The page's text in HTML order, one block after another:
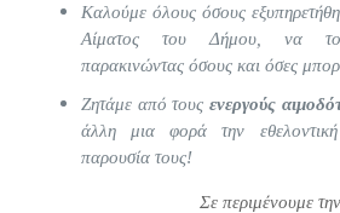
Καλούμε όλους όσους
Αίματος του Δήμου, να
παρακινώντας όσους και όσες
Ζητάμε από τουςενεργούς
άλλη μια φορά την
παρουσία τους!
Σε περιμένουμε την